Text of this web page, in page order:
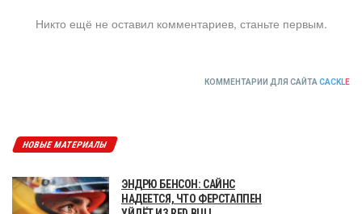
Никто ещё не оставил комментариев, станьте первым.
КОММЕНТАРИИ ДЛЯ САЙТА CACKLE
НОВЫЕ МАТЕРИАЛЫ
ЭНДРЮ БЕНСОН: САЙНС
НАДЕЕТСЯ, ЧТО ФЕРСТАППЕН